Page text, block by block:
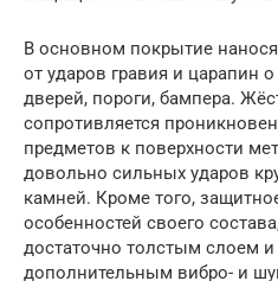
В основном покрытие
от ударов гравия и царапин
дверей, пороги, бампера.
сопротивляется
предметов к поверхности
довольно сильных ударов
камней. Кроме того,
особенностей своего
достаточно толстым слоем
дополнительным вибро- и